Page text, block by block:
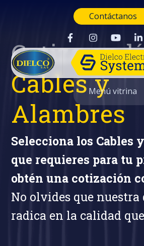
Contáctanos
Buscar
Menú vitrina
Cotiza en
Cables y
Alambres
Selecciona los Cables
que requieres para tu
obtén una cotización
No olvides que
radica en la calidad